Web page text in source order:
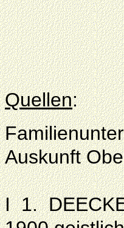
Quellen:
Auskunft
I 1.